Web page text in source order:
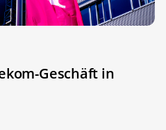
Geschäft in